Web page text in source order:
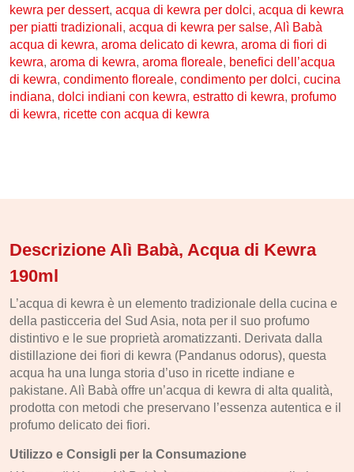
kewra per dessert, acqua di kewra per dolci, acqua di kewra
per piatti tradizionali, acqua di kewra per salse, Alì Babà
acqua di kewra, aroma delicato di kewra, aroma di fiori di
kewra, aroma di kewra, aroma floreale, benefici dell’acqua
di kewra, condimento floreale, condimento per dolci, cucina
indiana, dolci indiani con kewra, estratto di kewra, profumo
di kewra, ricette con acqua di kewra
Descrizione Alì Babà, Acqua di Kewra
190ml
L’acqua di kewra è un elemento tradizionale della cucina e
della pasticceria del Sud Asia, nota per il suo profumo
distintivo e le sue proprietà aromatizzanti. Derivata dalla
distillazione dei fiori di kewra (Pandanus odorus), questa
acqua ha una lunga storia d’uso in ricette indiane e
pakistane. Alì Babà offre un’acqua di kewra di alta qualità,
prodotta con metodi che preservano l’essenza autentica e il
profumo delicato dei fiori.
Utilizzo e Consigli per la Consumazione